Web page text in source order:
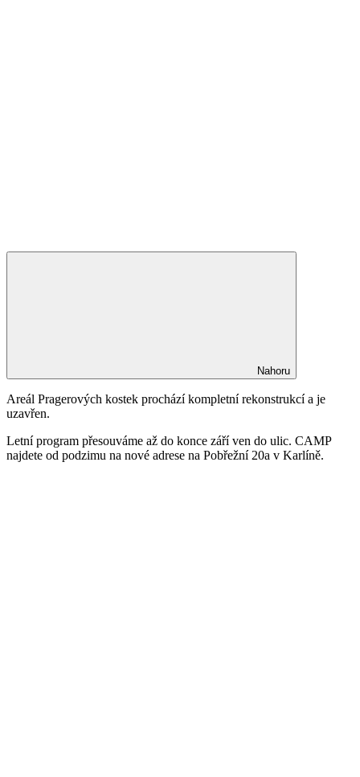
Nahoru
Areál Pragerových kostek prochází kompletní rekonstrukcí a je
uzavřen.
Letní program přesouváme až do konce září ven do ulic. CAMP
najdete od podzimu na nové adrese na Pobřežní 20a v Karlíně.